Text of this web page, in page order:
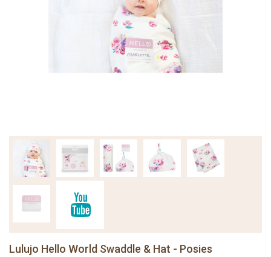
Lulujo Hello World Swaddle & Hat - Posies